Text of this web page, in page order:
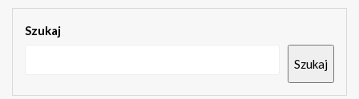
Szukaj
Szukaj